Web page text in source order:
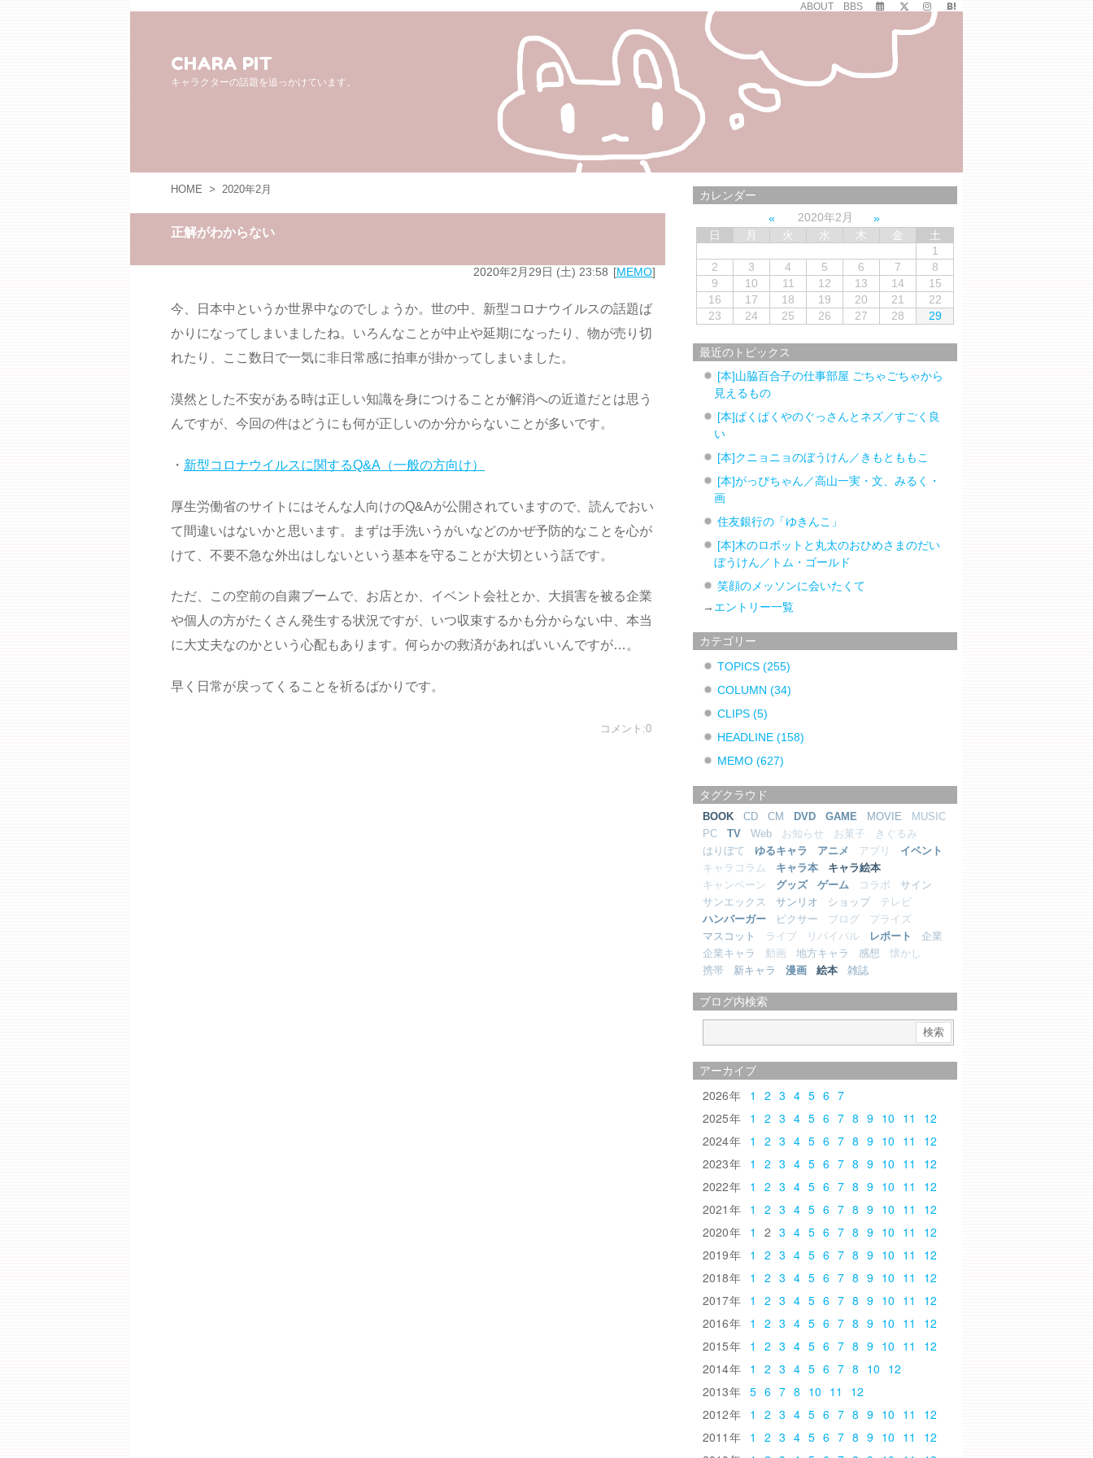
ABOUT BBS
CHARA PIT
キャラクターの話題を追っかけています。
HOME > 2020年2月
正解がわからない
2020年2月29日 (土) 23:58 MEMO
今、日本中というか世界中なのでしょうか。世の中、新型コロナウイルスの話題ば
かりになってしまいましたね。いろんなことが中止や延期になったり、物が売り切
れたり、ここ数日で一気に非日常感に拍車が掛かってしまいました。
漠然とした不安がある時は正しい知識を身につけることが解消への近道だとは思う
んですが、今回の件はどうにも何が正しいのか分からないことが多いです。
・ 新型コロナウイルスに関するQ&A（一般の方向け）
厚生労働省のサイトにはそんな人向けのQ&Aが公開されていますので、読んでおい
て間違いはないかと思います。まずは手洗いうがいなどのかぜ予防的なことを心が
けて、不要不急な外出はしないという基本を守ることが大切という話です。
ただ、この空前の自粛ブームで、お店とか、イベント会社とか、大損害を被る企業
や個人の方がたくさん発生する状況ですが、いつ収束するかも分からない中、本当
に大丈夫なのかという心配もあります。何らかの救済があればいいんですが…。
早く日常が戻ってくることを祈るばかりです。
コメント:0
カレンダー
2020年2月
日
月 火 水 木 金
土
1
2
3 4 5 6 7
8
9
10 11 12 13 14
15
16
17 18 19 20 21
22
23
24 25 26 27 28 29
最近のトピックス
[本]山脇百合子の仕事部屋 ごちゃごちゃから
見えるもの
[本]ぱくぱくやのぐっさんとネズ／すごく良
い
[本]クニョニョのぼうけん／きもとももこ
[本]がっぴちゃん／高山一実・文、みるく・
画
住友銀行の「ゆきんこ」
[本]木のロボットと丸太のおひめさまのだい
ぼうけん／トム・ゴールド
笑顔のメッソンに会いたくて
→ エントリー一覧
カテゴリー
TOPICS(255)
COLUMN(34)
CLIPS(5)
HEADLINE(158)
MEMO(627)
タグクラウド
BOOK CD CM DVD GAME MOVIE
MUSIC
PC
TV Web お知らせ お菓子
きぐるみ
はりぼて
ゆるキャラ アニメ アプリ
イベント
キャラコラム
キャラ本
キャラ絵本
キャンペーン
グッズ ゲーム コラボ
サイン
サンエックス
サンリオ ショップ
テレビ
ハンバーガー
ピクサー ブログ
プライズ
マスコット
ライブ リバイバル レポート
企業
企業キャラ
動画 地方キャラ 感想
懐かし
携帯
新キャラ 漫画 絵本 雑誌
ブログ内検索
アーカイブ
2026 1 2 3 4 5 6 7
2025
1 2 3 4 5 6 7 8 9 10 11
12
2024
1 2 3 4 5 6 7 8 9 10 11
12
2023
1 2 3 4 5 6 7 8 9 10 11
12
2022
1 2 3 4 5 6 7 8 9 10 11
12
2021
1 2 3 4 5 6 7 8 9 10 11
12
2020
1 2 3 4 5 6 7 8 9 10 11
12
2019
1 2 3 4 5 6 7 8 9 10 11
12
2018
1 2 3 4 5 6 7 8 9 10 11
12
2017
1 2 3 4 5 6 7 8 9 10 11
12
2016
1 2 3 4 5 6 7 8 9 10 11
12
2015
1 2 3 4 5 6 7 8 9 10 11
12
2014
1 2 3 4 5 6 7 8 10 12
2013
5 6 7 8 10 11
12
2012
1 2 3 4 5 6 7 8 9 10 11
12
2011
1 2 3 4 5 6 7 8 9 10 11
12